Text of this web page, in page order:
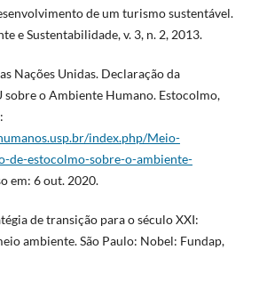
de um turismo sustentável.
e Sustentabilidade, v. 3, n. 2, 2013.
Nações Unidas. Declaração da
sobre o Ambiente Humano. Estocolmo,
index.php/Meio-
de-estocolmo-sobre-o-ambiente-
em: 6 out. 2020.
de transição para o século XXI:
ambiente. São Paulo: Nobel: Fundap,